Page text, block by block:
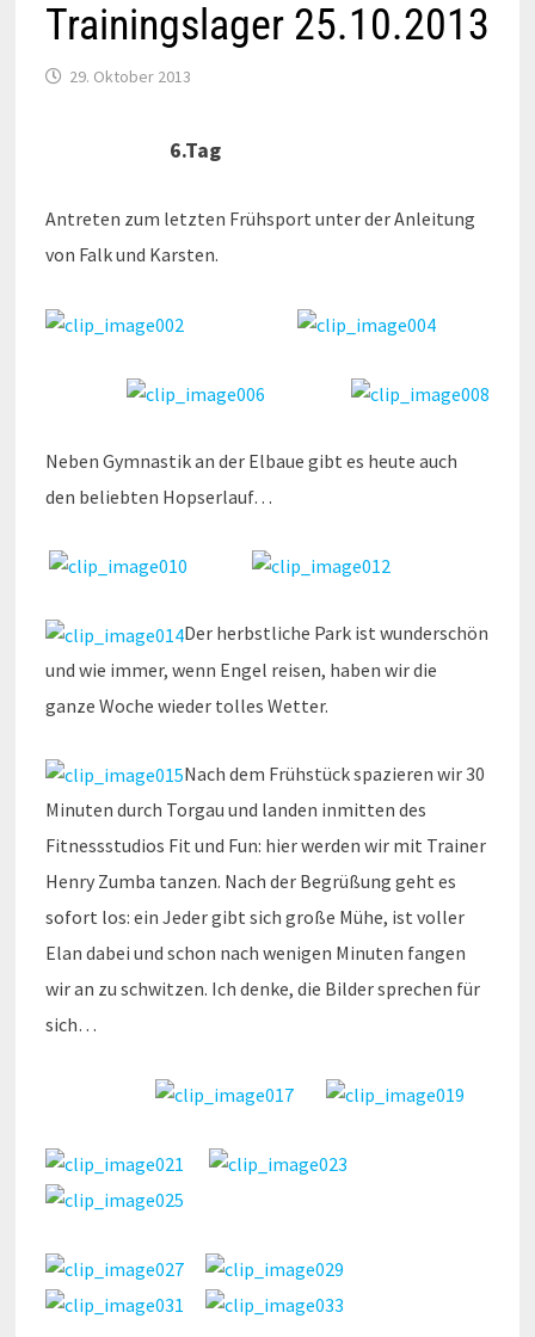
Trainingslager 25.10.2013
29. Oktober 2013
6.Tag
Antreten zum letzten Frühsport unter der Anleitung
von Falk und Karsten.
Neben Gymnastik an der Elbaue gibt es heute auch
den beliebten Hopserlauf…
Der herbstliche Park ist wunderschön
und wie immer, wenn Engel reisen, haben wir die
ganze Woche wieder tolles Wetter.
Nach dem Frühstück spazieren wir 30
Minuten durch Torgau und landen inmitten des
Fitnessstudios Fit und Fun: hier werden wir mit Trainer
Henry Zumba tanzen. Nach der Begrüßung geht es
sofort los: ein Jeder gibt sich große Mühe, ist voller
Elan dabei und schon nach wenigen Minuten fangen
wir an zu schwitzen. Ich denke, die Bilder sprechen für
sich…